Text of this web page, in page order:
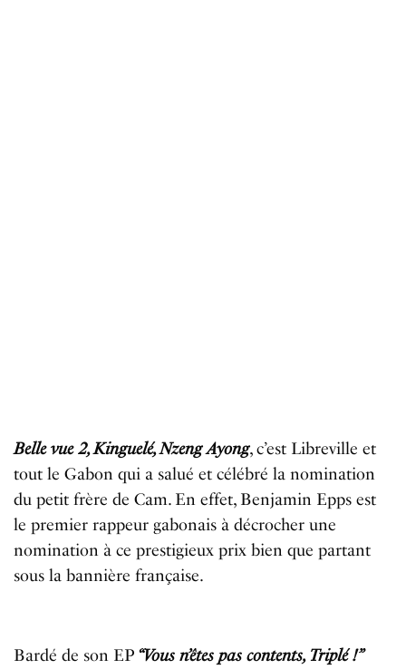
Belle vue 2, Kinguelé, NzengAyong,c’est Libreville et
tout le Gabon qui a salué et célébré la nomination
du petit frère de Cam. En effet, Benjamin Epps est
le premier rappeur gabonais à décrocher une
nomination à ce prestigieux prix bien que partant
sous la bannière française.
Bardé de son EP “Vous n’êtes pas contents, Triplé!”